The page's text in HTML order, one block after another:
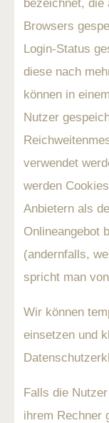
bezeichnet, die
Browsers
Login-Status
diese nach
können in
Nutzer
verwendet
werden
Anbietern als
Onlineangebot
(andernfalls,
spricht man
Wir können
einsetzen und
Falls die
ihrem Rechner